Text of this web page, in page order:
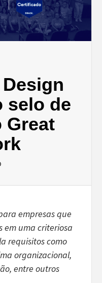
selo de
Great
empresas que
em uma criteriosa
requisitos como
organizacional,
entre outros